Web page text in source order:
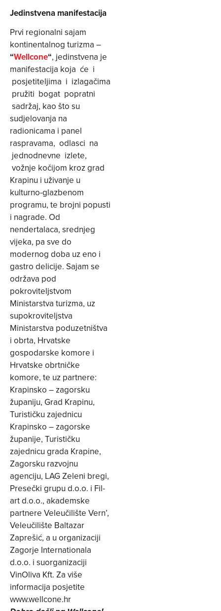
Jedinstvena manifestacija
Prvi regionalni sajam
kontinentalnog turizma –
“Wellcone“, jedinstvena je
manifestacija koja će i
posjetiteljima i izlagačima
pružiti bogat popratni
sadržaj, kao što su
sudjelovanja na
radionicama i panel
raspravama, odlasci na
jednodnevne izlete,
vožnje kočijom kroz grad
Krapinu i uživanje u
kulturno-glazbenom
programu, te brojni popusti
i nagrade. Od
nendertalaca, srednjeg
vijeka, pa sve do
modernog doba uz eno i
gastro delicije. Sajam se
održava pod
pokroviteljstvom
Ministarstva turizma, uz
supokroviteljstva
Ministarstva poduzetništva
i obrta, Hrvatske
gospodarske komore i
Hrvatske obrtničke
komore, te uz partnere:
Krapinsko – zagorsku
županiju, Grad Krapinu,
Turističku zajednicu
Krapinsko – zagorske
županije, Turističku
zajednicu grada Krapine,
Zagorsku razvojnu
agenciju, LAG Zeleni bregi,
Presečki grupu d.o.o. i Fil-
art d.o.o., akademske
partnere Veleučilište Vern’,
Veleučilište Baltazar
Zaprešić, a u organizaciji
Zagorje Internationala
d.o.o. i suorganizaciji
VinOliva Kft. Za više
informacija posjetite
www.wellcone.hr